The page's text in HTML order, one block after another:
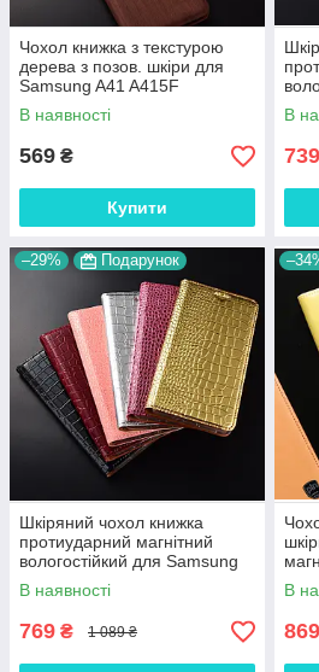
Чохол книжка з текстурою
дерева з позов. шкіри для
Samsung A41 A415F
"WOODER"
В наявності
569 ₴
Купити
A41
В
739
–29% Подарунок
Шкіряний чохол книжка
протиударний магнітний
вологостійкий для Samsung
A41 A415F "GOLDAX"
В наявності
769 ₴ 1 089 ₴
В
869